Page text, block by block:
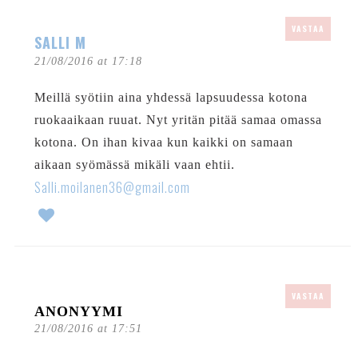
SALLI M
21/08/2016 at 17:18
VASTAA
Meillä syötiin aina yhdessä lapsuudessa kotona
ruokaaikaan ruuat. Nyt yritän pitää samaa omassa
kotona. On ihan kivaa kun kaikki on samaan
aikaan syömässä mikäli vaan ehtii.
Salli.moilanen36@gmail.com
ANONYYMI
21/08/2016 at 17:51
VASTAA